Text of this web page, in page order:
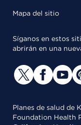
Mapa del sitio
Síganos en estos
abrirán en una
Planes de salud de
Foundation Health